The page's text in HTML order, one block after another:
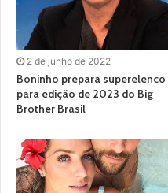
2 de junho de 2022
Boninho prepara superelenco
para edição de 2023 do Big
Brother Brasil